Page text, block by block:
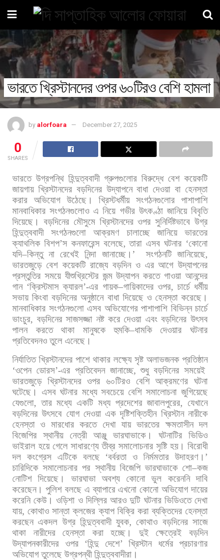
ভারতে খ্রিস্টানদের ওপর ৬০টিরও বেশি হামলা
by alorfoara December 27, 2025
0
SHARES
ভারতে উগ্রপন্থি হিন্দুত্ববাদী গ্রুপগুলোর বিরুদ্ধে বেশ কয়েকটি
জায়গায় খ্রিস্টানদের বড়দিনের উদ্যাপনে বাধা দেওয়া বা হেনস্তা
করার
অভিযোগ উঠেছে। খ্রিস্টধর্মীয় সংগঠনগুলোর
পাশাপাশি
মানবাধিকার সংগঠনগুলোও এ নিয়ে গভীর উৎকণ্ঠা জানিয়ে বিবৃতি
দিয়েছে। বড়দিনের মৌসুমে খ্রিস্টানদের ওপর সুনির্দিষ্টভাবে উগ্র
হিন্দুত্ববাদী
সংগঠনগুলো আক্রমণ চালাচ্ছে জানিয়ে
ভারতের
ক্যাথলিক বিশপ’স কনফারেন্স বলেছে,তারা এসব ঘটনার ‘কোনো
যদি–কিন্তু না রেখেই নিন্দা জানাচ্ছে। ’ সংগঠনটি জানিয়েছে,
ভারতজুড়ে বেশ কয়েকটি রাজ্যে বড়দিন ও এর আগে উদ্যাপনের
প্রস্তুতির সময়ে যীশুখ্রিস্টের জন্ম উদ্যাপন করতে গাওয়া আনন্দের
গান‘ক্রিস্টমাস ক্যারল’-এর গায়ক–গায়িকাদের ওপর, চার্চে ধর্মীয়
সভায় কিংবা বড়দিনের অনুষ্ঠানে বাধা দিয়েছে ও হেনস্তা করেছে।
মানবাধিকার সংগঠনগুলো এসব অভিযোগের পাশাপাশি বিভিন্ন চার্চে
ভাংচুর, বড়দিনের সাজসজ্জা নষ্ট করে দেওয়া এবং বড়দিনের উৎসব
পালন
করতে থাকা মানুষকে হুমকি–ধামকি দেওয়ার
ঘটনার
প্রতিবেদনও তুলে এনেছে।
নির্যাতিত খ্রিস্টানদের পাশে থাকার লক্ষ্যে সৃষ্ট অলাভজনক প্রতিষ্ঠান
‘ওপেন ডোরস’-এর প্রতিবেদন জানাচ্ছে,শুধু বড়দিনের সময়েই
ভারতজুড়ে খ্রিস্টানদের ওপর ৬০টিরও বেশি আক্রমণের ঘটনা
ঘটেছে। এসব ঘটনার মধ্যে সবচেয়ে বেশি সমালোচনা জুগিয়েছে
যেগুলো,তার মধ্যে একটি মধ্য প্রদেশের জাবালপুরের,যেখানে
বড়দিনের উৎসবে যোগ দেওয়া এক দৃষ্টিশক্তিহীন খ্রিস্টান নারীকে
হেনস্তা ও মারধোর করতে দেখা যায় ভারতের ক্ষমতাসীন দল
বিজেপির
স্থানীয় নেত্রী আঞ্জু ভারঘাভাকে। ঘটনাটির
ভিডিও
ভাইরাল হয়ে গেলে সাধারণ্যে তীব্র সমালোচনার সৃষ্টি হয়। বিরোধী
দল কংগ্রেস এটিকে বলছে‘বর্বরতা ও নির্মমতার উদাহরণ। ’
চারিদিকে সমালোচনার পর স্থানীয় বিজেপি ভারঘাভাকে শো–কজ
নোটিশ দিয়েছে। ভারঘাভা অবশ্য কোনো ভুল করেননি দাবি
করেছেন। পুলিশ বলছে এ ব্যাপারে এখনো কোনো অভিযোগ দায়ের
করেনি কেউ। ওড়িশা ও দিল্লির আরও দুটি ঘটনার ভিডিওতে দেখা
যায়,কোথাও সান্তা ক্লজের ক্যাপ বিক্রি করা ব্যক্তিদের হেনস্তা
করছেন একদল উগ্র হিন্দুত্ববাদী যুবক,কোথাও বড়দিনের সাজে
থাকা
নারীদের হেনস্তা করা হচ্ছে। দুই ক্ষেত্রেই
বড়দিন
উদ্যাপনকারীদের ওপর‘হিন্দু দেশে’ খ্রিস্টান ধর্মের প্রচারণার
অভিযোগ তুলেছে উগ্রপন্থী হিন্দুত্ববাদীরা।